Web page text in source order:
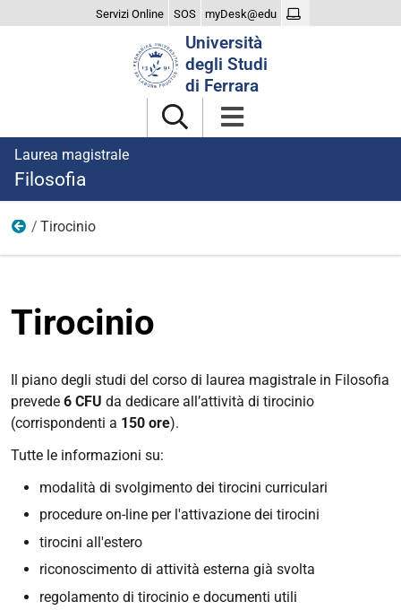
Servizi Online SOS myDesk@edu
Università
degli Studi
di Ferrara
Laurea magistrale
Filosofia
Didattica
Tirocinio
Tirocinio
Il piano degli studi del corso di laurea magistrale in Filosofia
prevede 6 CFU da dedicare all’attività di tirocinio
(corrispondenti a 150 ore).
Tutte le informazioni su:
modalità di svolgimento dei tirocini curriculari
procedure on-line per l'attivazione dei tirocini
tirocini all'estero
riconoscimento di attività esterna già svolta
regolamento di tirocinio e documenti utili